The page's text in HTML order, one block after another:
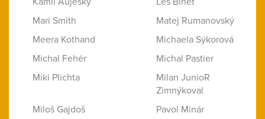
Mari Smith
Matej Rumanovský
Meera Kothand
Michaela Sýkorová
Michal Fehér
Michal Pastier
Miki Plichta
Milan JunioR
Zimnýkoval
Miloš Gajdoš
Pavol Minár